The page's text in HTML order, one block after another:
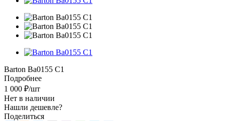
Barton Ba0155 C1
Подробнее
1 000 ₽/шт
Нет в наличии
Нашли дешевле?
Поделиться